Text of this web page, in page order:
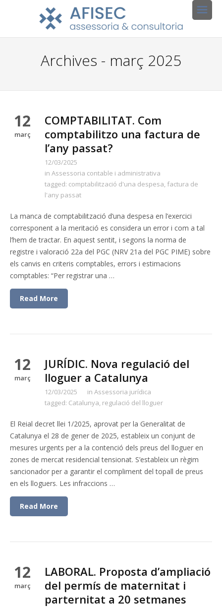
Archives - març 2025
12
març
COMPTABILITAT. Com
comptabilitzo una factura de
l’any passat?
12/03/2025
in Assessoria contable i administrativa
tagged: comptabilització d'una despesa, factura de
l'any passat
La manca de comptabilització d’una despesa en l’exercici
corresponent a la meritació es considera un error i com a tal
l’hem de tractar. En aquest sentit, i segons la norma de
registre i valoració 22a del PGC (NRV 21a del PGC PIME) sobre
els canvis en criteris comptables, errors i estimacions
comptables: “Per registrar una …
Read More
12
març
JURÍDIC. Nova regulació del
lloguer a Catalunya
12/03/2025 in Assessoria jurídica
tagged: Catalunya, regulació del lloguer
El Reial decret llei 1/2025, aprovat per la Generalitat de
Catalunya el 28 de gener de 2025, estableix un conjunt de
mesures urgents per a la contenció dels preus del lloguer en
zones de mercat residencial tensionat. S’estableix un règim
sancionador per a garantir el compliment del topall de preus
en els lloguers. Les infraccions …
Read More
12
març
LABORAL. Proposta d’ampliació
del permís de maternitat i
parternitat a 20 setmanes